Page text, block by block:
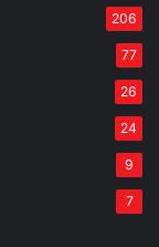
206
77
26
24
9
7